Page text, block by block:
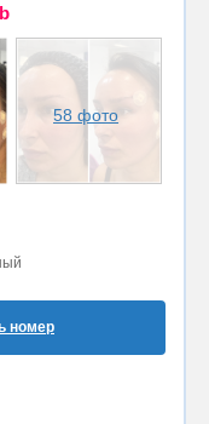
58 фото
номер